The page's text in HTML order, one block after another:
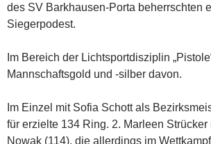
des SV Barkhausen-Porta beherrschten
Siegerpodest.
Im Bereich der Lichtsportdisziplin
Mannschaftsgold und -silber davon.
Im Einzel mit Sofia Schott als
für erzielte 134 Ring. 2. Marleen Strücker
Nowak (114), die allerdings im